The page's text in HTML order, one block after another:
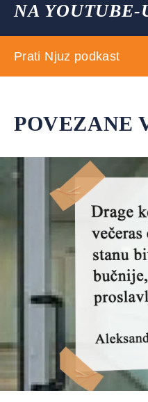
NA YOUTUBE-
Prati Njuz podkast
POVEZANE